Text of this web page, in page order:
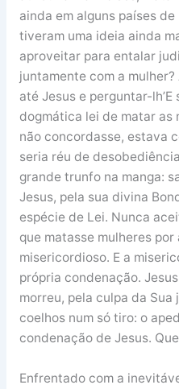
ainda em alguns países
tiveram uma ideia ainda
aproveitar para entalar
juntamente com a
até Jesus e perguntar-
dogmática lei de matar as
não concordasse, estava
seria réu de
grande trunfo na manga:
Jesus, pela sua divina
espécie de Lei. Nunca
que matasse mulheres
misericordioso. E a
própria condenação.
morreu, pela culpa da
coelhos num só tiro: o
condenação de Jesus.
Enfrentado com a